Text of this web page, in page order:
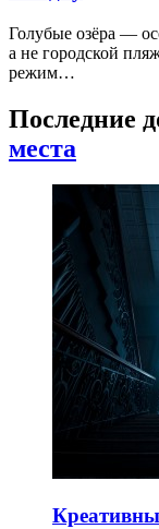
Голубые озёра —
а не городской
режим…
Последние
места